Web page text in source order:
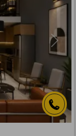
Next